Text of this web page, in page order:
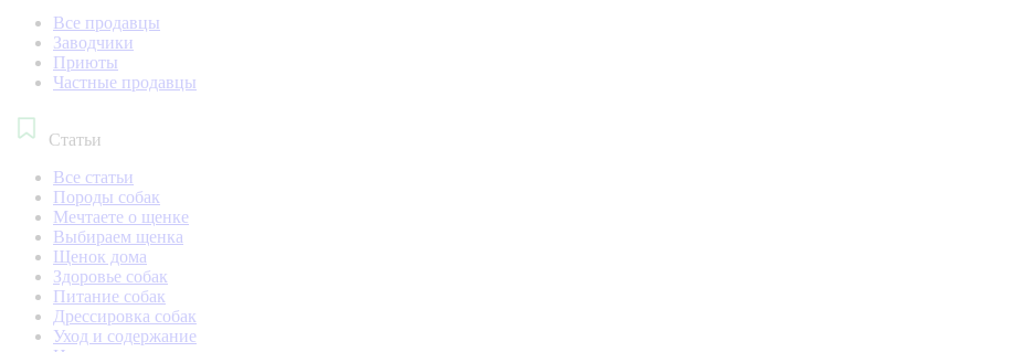
Все продавцы
Заводчики
Приюты
Частные продавцы
Статьи
Все статьи
Породы собак
Мечтаете о щенке
Выбираем щенка
Щенок дома
Здоровье собак
Питание собак
Дрессировка собак
Уход и содержание